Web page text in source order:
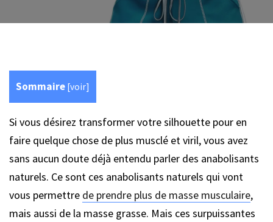
Sommaire [voir]
Si vous désirez transformer votre silhouette pour en
faire quelque chose de plus musclé et viril, vous avez
sans aucun doute déjà entendu parler des anabolisants
naturels. Ce sont ces anabolisants naturels qui vont
vous permettre de prendre plus de masse musculaire,
mais aussi de la masse grasse. Mais ces surpuissantes